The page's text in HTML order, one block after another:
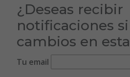
¿Deseas recibir
notificaciones
cambios en
Tu email